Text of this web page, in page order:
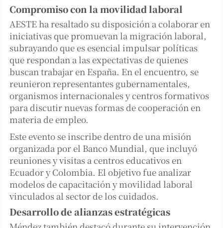
Compromiso con la movilidad laboral
AESTE ha resaltado su disposición a colaborar en
iniciativas que promuevan la migración laboral,
subrayando que es esencial impulsar políticas
que respondan a las expectativas de quienes
buscan trabajar en España. En el encuentro, se
reunieron representantes gubernamentales,
organismos internacionales y centros formativos
para discutir nuevas formas de cooperación en
materia de empleo.
Este evento se inscribe dentro de una misión
organizada por el Banco Mundial, que incluyó
reuniones y visitas a centros educativos en
Ecuador y Colombia. El objetivo fue analizar
modelos de capacitación y movilidad laboral
vinculados al sector de los cuidados.
Desarrollo de alianzas estratégicas